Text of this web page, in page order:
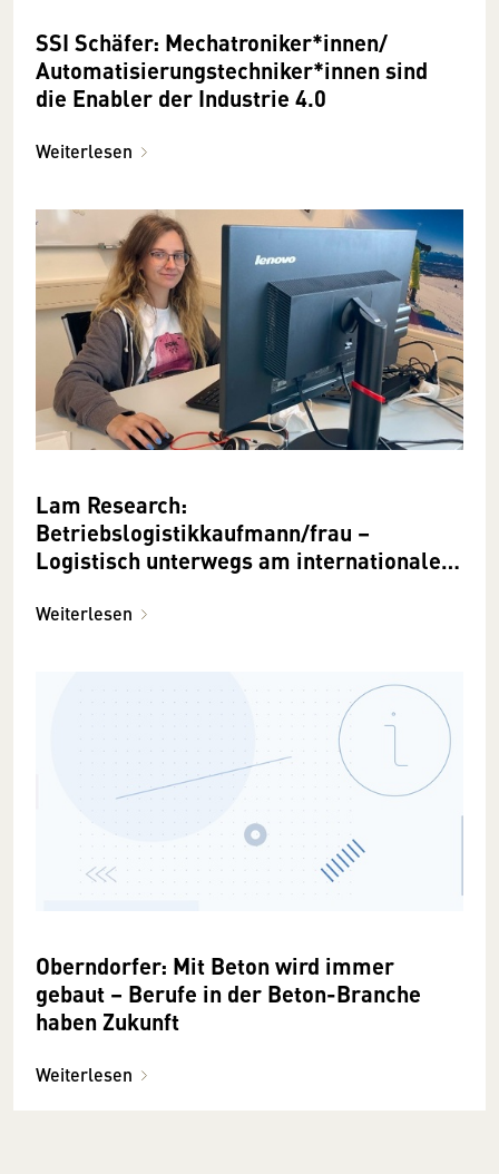
SSI Schäfer: Mechatroniker*innen/
Automatisierungstechniker*innen sind
die Enabler der Industrie 4.0
Weiterlesen
Lam Research:
Betriebslogistikkaufmann/frau –
Logistisch unterwegs am internationalen
Weiterlesen
Oberndorfer: Mit Beton wird immer
gebaut – Berufe in der Beton-Branche
haben Zukunft
Weiterlesen